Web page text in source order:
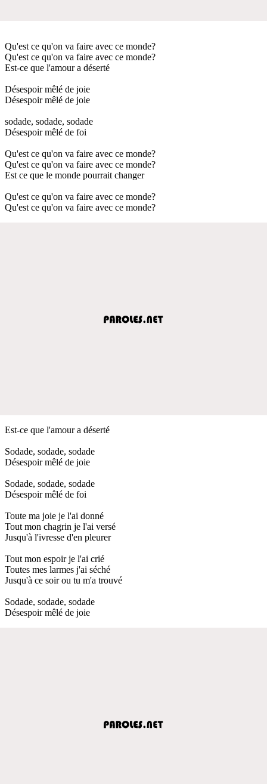
Qu'est ce qu'on va faire avec ce monde?
Qu'est ce qu'on va faire avec ce monde?
Est-ce que l'amour a déserté
Désespoir mêlé de joie
Désespoir mêlé de joie
sodade, sodade, sodade
Désespoir mêlé de foi
Qu'est ce qu'on va faire avec ce monde?
Qu'est ce qu'on va faire avec ce monde?
Est ce que le monde pourrait changer
Qu'est ce qu'on va faire avec ce monde?
Qu'est ce qu'on va faire avec ce monde?
Est-ce que l'amour a déserté
Sodade, sodade, sodade
Désespoir mêlé de joie
Sodade, sodade, sodade
Désespoir mêlé de foi
Toute ma joie je l'ai donné
Tout mon chagrin je l'ai versé
Jusqu'à l'ivresse d'en pleurer
Tout mon espoir je l'ai crié
Toutes mes larmes j'ai séché
Jusqu'à ce soir ou tu m'a trouvé
Sodade, sodade, sodade
Désespoir mêlé de joie